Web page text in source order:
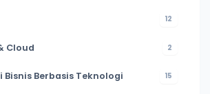
12
Cloud 2
Bisnis Berbasis Teknologi 15